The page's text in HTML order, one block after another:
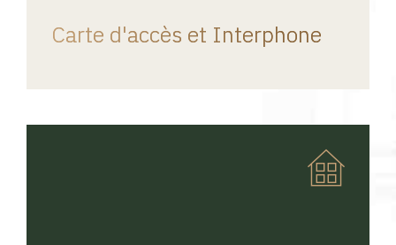
Carte d'accès et Interphone